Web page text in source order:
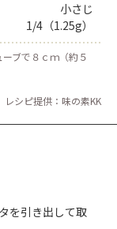
小さじ
1/4（1.25g）
ブで８ｃｍ（約５
レシピ提供：味の素KK
を引き出して取